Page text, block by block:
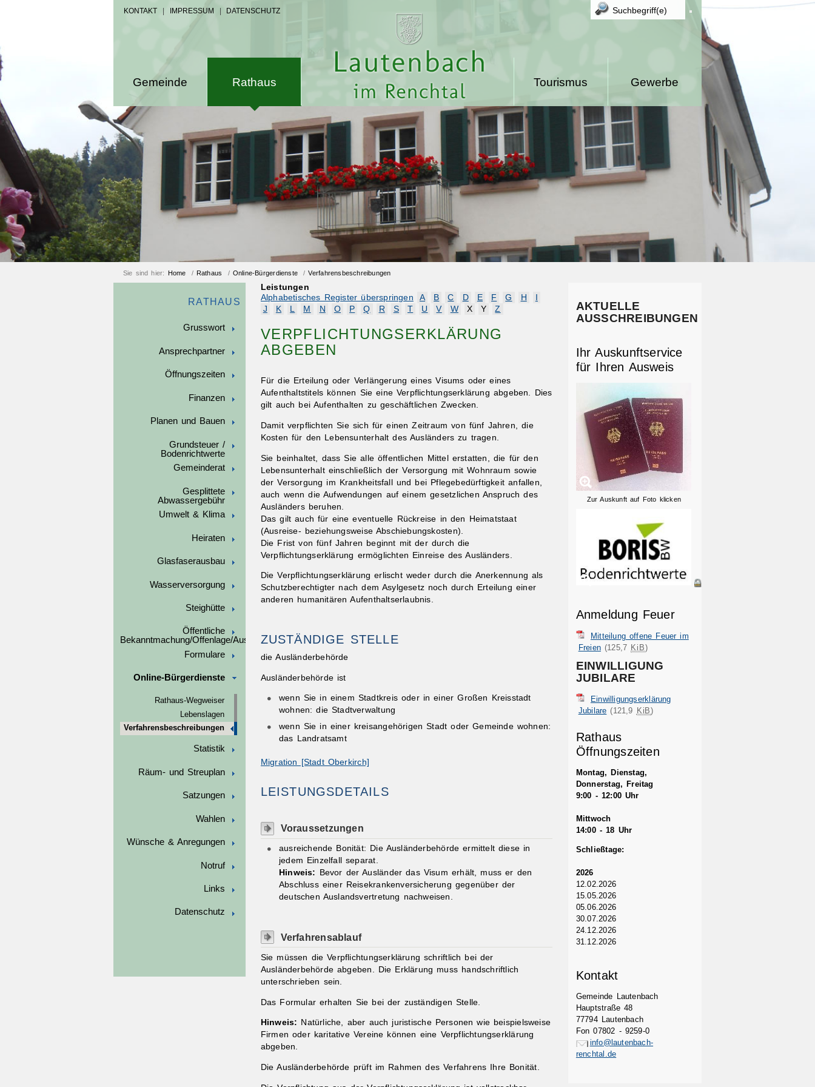
KONTAKT IMPRESSUM DATENSCHUTZ
Gemeinde Rathaus Gewerbe
Tourismus
Sie sind hier: Home / Rathaus / Online-Bürgerdienste /Verfahrensbeschreibungen
RATHAUS
Grusswort
Ansprechpartner
Öffnungszeiten
Finanzen
Planen und Bauen
Grundsteuer /
Bodenrichtwerte
Gemeinderat
Gesplittete
Abwassergebühr
Umwelt & Klima
Heiraten
Glasfaserausbau
Wasserversorgung
Steighütte
Öffentliche
Bekanntmachung/Offenlage/Ausschreibungen
Formulare
Online-Bürgerdienste
Rathaus-Wegweiser
Lebenslagen
Verfahrensbeschreibungen
Statistik
Räum- und Streuplan
Satzungen
Wahlen
Wünsche & Anregungen
Notruf
Links
Datenschutz
Leistungen
Alphabetisches Register überspringen
A B C D E F G H
J
K L M N O P Q R S T U V W X Y Z
VERPFLICHTUNGSERKLÄRUNG
ABGEBEN
Für die Erteilung oder Verlängerung eines Visums oder eines
Aufenthaltstitels können Sie eine Verpflichtungserklärung abgeben.
Dies
gilt auch bei Aufenthalten zu geschäftlichen Zwecken.
Damit verpflichten Sie sich für einen Zeitraum von fünf Jahren, die
Kosten für den Lebensunterhalt des Ausländers zu tragen.
Sie beinhaltet, dass Sie alle öffentlichen Mittel erstatten, die für den
Lebensunterhalt einschließlich der Versorgung mit Wohnraum sowie
der Versorgung im Krankheitsfall und bei Pflegebedürftigkeit anfallen,
auch wenn die Aufwendungen auf einem gesetzlichen Anspruch des
Ausländers beruhen.
Das gilt auch für eine eventuelle Rückreise in den Heimatstaat
(Ausreise- beziehungsweise Abschiebungskosten).
Die Frist von fünf Jahren beginnt mit der durch die
Verpflichtungserklärung ermöglichten Einreise des Ausländers.
Die Verpflichtungserklärung erlischt weder durch die Anerkennung als
Schutzberechtigter nach dem Asylgesetz noch durch Erteilung einer
anderen humanitären Aufenthaltserlaubnis.
ZUSTÄNDIGE STELLE
die Ausländerbehörde
Ausländerbehörde ist
wenn Sie in einem Stadtkreis oder in einer Großen Kreisstadt
wohnen: die Stadtverwaltung
wenn Sie in einer kreisangehörigen Stadt oder Gemeinde wohnen:
das Landratsamt
Migration [Stadt Oberkirch]
LEISTUNGSDETAILS
Voraussetzungen
ausreichende Bonität: Die Ausländerbehörde ermittelt diese in
jedem Einzelfall separat.
Hinweis:
Bevor der Ausländer das Visum erhält, muss er den
Abschluss einer Reisekrankenversicherung gegenüber der
deutschen Auslandsvertretung nachweisen.
Verfahrensablauf
Sie müssen die Verpflichtungserklärung schriftlich bei der
Ausländerbehörde abgeben. Die Erklärung muss handschriftlich
unterschrieben sein.
Das Formular erhalten Sie bei der zuständigen Stelle.
Hinweis: Natürliche, aber auch juristische Personen wie beispielsweise
Firmen oder karitative Vereine können eine Verpflichtungserklärung
abgeben.
Die Ausländerbehörde prüft im Rahmen des Verfahrens Ihre Bonität.
AKTUELLE
AUSSCHREIBUNGEN
Ihr Auskunftservice
für Ihren Ausweis
Zur Auskunft auf Foto klicken
Anmeldung Feuer
Mitteilung offene Feuer im
Freien (125,7 KiB)
EINWILLIGUNG
JUBILARE
Einwilligungserklärung
Jubilare (121,9 KiB)
Rathaus
Öffnungszeiten
Montag, Dienstag,
Donnerstag, Freitag
9:00 - 12:00 Uhr
Mittwoch
14:00 - 18 Uhr
Schließtage:
2026
12.02.2026
15.05.2026
05.06.2026
30.07.2026
24.12.2026
31.12.2026
Kontakt
Gemeinde Lautenbach
Hauptstraße 48
77794 Lautenbach
Fon 07802 - 9259-0
info@lautenbach-
renchtal.de